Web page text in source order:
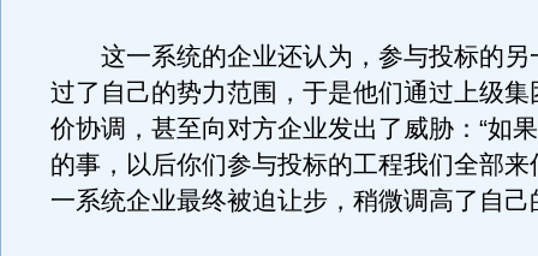
这一系统的企业还认为，参与投标的另
过了自己的势力范围，于是他们通过上级集
价协调，甚至向对方企业发出了威胁：“如
的事，以后你们参与投标的工程我们全部来
一系统企业最终被迫让步，稍微调高了自己